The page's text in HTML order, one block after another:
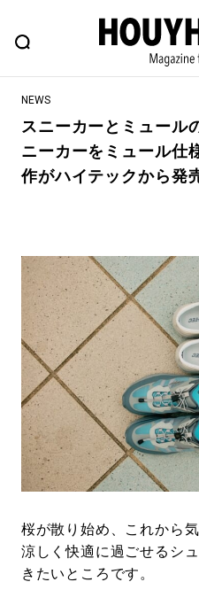
FEATURE
ヒップなファッション、カルチ
#注目のタグ
#NEW VINTAGE #マイ
#路地裏てぃーん。
#GH 銘品の所以 #フ
#Commune H
#ととけん #FASHION
#LIFESTYLE
#SPORTS
NEWS
スニーカーとミュール
ニーカーをミュール仕
作がハイテックから発
桜が散り始め、これから
涼しく快適に過ごせるシ
きたいところです。